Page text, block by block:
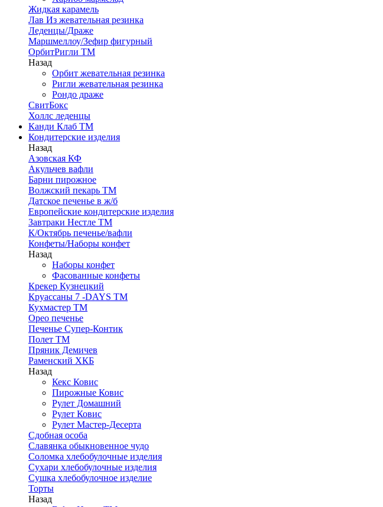
Жидкая карамель
Лав Из жевательная резинка
Леденцы/Драже
Маршмеллоу/Зефир фигурный
ОрбитРигли ТМ
Назад
Орбит жевательная резинка
Ригли жевательная резинка
Рондо драже
СвитБокс
Холлс леденцы
Канди Клаб ТМ
Кондитерские изделия
Назад
Азовская КФ
Акульчев вафли
Барни пирожное
Волжский пекарь ТМ
Датское печенье в ж/б
Европейские кондитерские изделия
Завтраки Нестле ТМ
К/Октябрь печенье/вафли
Конфеты/Наборы конфет
Назад
Наборы конфет
Фасованные конфеты
Крекер Кузнецкий
Круассаны 7 -DAYS ТМ
Кухмастер ТМ
Орео печенье
Печенье Супер-Контик
Полет ТМ
Пряник Демичев
Раменский ХКБ
Назад
Кекс Ковис
Пирожные Ковис
Рулет Домашний
Рулет Ковис
Рулет Мастер-Десерта
Сдобная особа
Славянка обыкновенное чудо
Соломка хлебобулочные изделия
Сухари хлебобулочные изделия
Сушка хлебобулочное изделие
Торты
Назад